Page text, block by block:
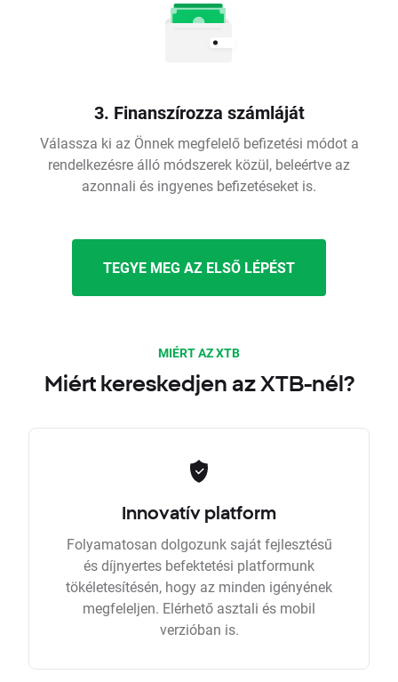
3. Finanszírozza számláját
Válassza ki az Önnek megfelelő befizetési módot a
rendelkezésre álló módszerek közül, beleértve az
azonnali és ingyenes befizetéseket is.
TEGYE MEG AZ ELSŐ LÉPÉST
MIÉRT AZ XTB
Miért kereskedjen az XTB-nél?
Innovatív platform
Folyamatosan dolgozunk saját fejlesztésű
és díjnyertes befektetési platformunk
tökéletesítésén, hogy az minden igényének
megfeleljen. Elérhető asztali és mobil
verzióban is.